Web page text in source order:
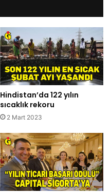
Hindistan’da 122 yılın
sıcaklık rekoru
2 Mart 2023